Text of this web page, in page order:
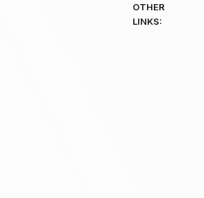
OTHER
LINKS: